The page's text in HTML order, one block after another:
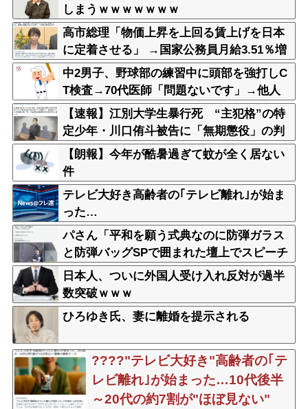
しまうｗｗｗｗｗｗｗ
高市総理「物価上昇を上回る賃上げを日本
に定着させる」 →国家公務員月給3.51％増
へ 人事院の勧告を受け
中2男子、野球部の練習中に頭部を強打しC
T検査→70代医師「問題ないです」→他人
のCT画像で中学生死亡
【速報】江別大学生暴行死 “主犯格”の特
定少年・川口侑斗被告に「無期懲役」の判
決 当時17歳少年に「懲役30年」の判決
【朗報】今年が酷暑過ぎて蚊が全く居ない
件
テレビ大好き高齢者の｢テレビ離れ｣が始ま
った…
パさん「平和を願う式典なのに防弾ガラス
と防弾バッグSPで囲まれた壇上でスピーチ
する人が総理大臣」
日本人、ついに外国人受け入れ反対が過半
数突破ｗｗｗ
ひろゆき氏、妻に離婚を提示される
????"テレビ大好き"高齢者の｢テ
レビ離れ｣が始まった…10代後半
～20代の約7割が"ほぼ見ない"